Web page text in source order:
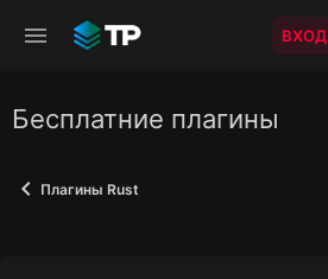
ВХОД
Бесплатние плагины
Плагины Rust